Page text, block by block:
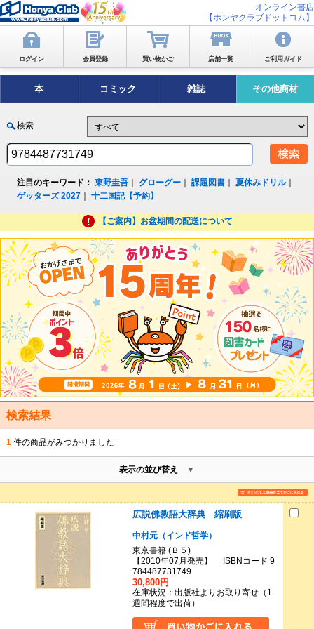
オンライン書店
【ホンヤクラブドットコム】
ログイン 会員登録 買い物かご 店舗一覧 ご利用ガイド
本 コミック 雑誌 その他商材
検索
注目のキーワード： 東野圭吾 グローグー ｜課題図書 ｜夏休みドリル｜
ゲッターズ 2027 ｜十二国記【予約】
【ご案内】お盆期間の配送について
検索結果
1 件の商品がみつかりました
表示の並び替え
広説佛教語大辞典 縮刷版
中村元（インド哲学）
東京書籍 (Ｂ５)
【2010年07月発売】 ISBNコード 9
784487731749
30,800円
在庫状況：出版社よりお取り寄せ（1
週間程度で出荷）